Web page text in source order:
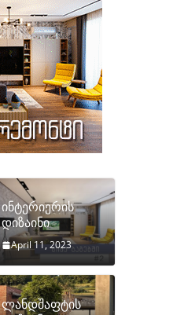
ინტერიერის
დიზაინი
April 11, 2023
ლანდშაფტის